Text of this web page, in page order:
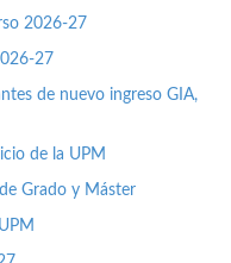
2026-27
27
de nuevo ingreso GIA,
de la UPM
Grado y Máster